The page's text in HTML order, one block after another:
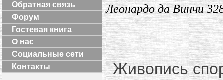
Обратная связь
Форум
Гостевая книга
О нас
Социальные сети
Контакты
Леонардо да Винчи
Живопись